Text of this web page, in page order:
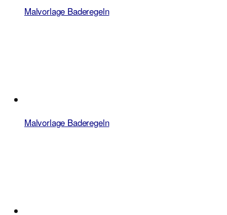
Malvorlage Baderegeln
Malvorlage Baderegeln